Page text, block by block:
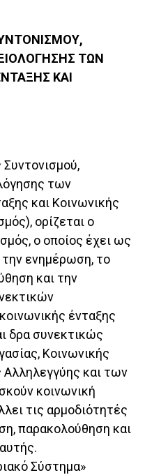
ΤΩΝ
ΚΑΙ
των
και Κοινωνικής
ορίζεται ο
ο οποίος έχει ως
την ενημέρωση, το
και την
ένταξης
δρα συνεκτικώς
Κοινωνικής
Αλληλεγγύης και των
κοινωνική
τις αρμοδιότητές
παρακολούθηση και
Σύστημα»